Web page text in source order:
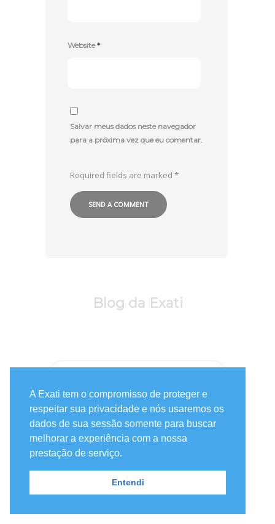
Website*
Salvar meus dados neste navegador
para a próxima vez que eu comentar.
Required fields are marked *
Blog da Exati
POSTS POPULARES
Problemas urbanos: quais são os
mais comuns do século XXI?
A Exati tem o compromisso de proteger e
respeitar sua privacidade e nós usaremos os
dados de sua sessão somente para buscar
melhorar a experiência com a nossa
prestação de serviço.
Entendi